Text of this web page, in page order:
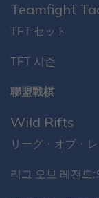
Teamfight
TFT セット
TFT 시즌
聯盟戰棋
Wild Rifts
リーグ・オブ・
리그 오브 레전드: